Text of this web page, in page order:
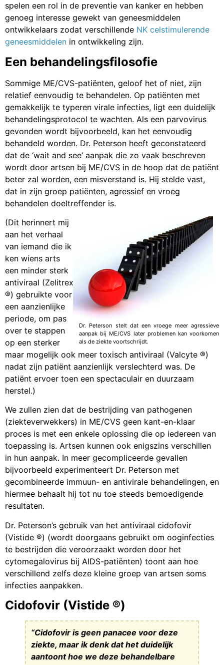
spelen een rol in de preventie van kanker en hebben
genoeg interesse gewekt van geneesmiddelen
ontwikkelaars zodat verschillende NK celstimulerende
geneesmiddelen in ontwikkeling zijn.
Een behandelingsfilosofie
Sommige ME/CVS-patiënten, geloof het of niet, zijn
relatief eenvoudig te behandelen. Op patiënten met
gemakkelijk te typeren virale infecties, ligt een duidelijk
behandelingsprotocol te wachten. Als een parvovirus
gevonden wordt bijvoorbeeld, kan het eenvoudig
behandeld worden. Dr. Peterson heeft geconstateerd
dat de ‘wait and see’ aanpak die zo vaak beschreven
wordt door artsen bij ME/CVS in de hoop dat de patiënt
beter zal worden, een misverstand is. Hij stelde vast,
dat in zijn groep patiënten, agressief en vroeg
behandelen doeltreffender is.
Dr. Peterson stelt dat een vroege meer agressieve
aanpak bij ME/CVS later problemen kan voorkomen
als de ziekte voortschrijdt.
(Dit herinnert mij
aan het verhaal
van iemand die ik
ken wiens arts
een minder sterk
antiviraal (Zelitrex
®) gebruikte voor
een aanzienlijke
periode, om pas
over te stappen
op een sterker
maar mogelijk ook meer toxisch antiviraal (Valcyte ®)
nadat zijn patiënt aanzienlijk verslechterd was. De
patiënt ervoer toen een spectaculair en duurzaam
herstel.)
We zullen zien dat de bestrijding van pathogenen
(ziekteverwekkers) in ME/CVS geen kant-en-klaar
proces is met een enkele oplossing die op iedereen van
toepassing is. Artsen kunnen ook enigszins verschillen
in hun aanpak. In meer gecompliceerde gevallen
bijvoorbeeld experimenteert Dr. Peterson met
gecombineerde immuun- en antivirale behandelingen, en
hiermee behaalt hij tot nu toe steeds bemoedigende
resultaten.
Dr. Peterson’s gebruik van het antiviraal cidofovir
(Vistide ®) (wordt doorgaans gebruikt om ooginfecties
te bestrijden die veroorzaakt worden door het
cytomegalovirus bij AIDS-patiënten) toont aan hoe
verschillend zelfs deze kleine groep van artsen soms
infecties aanpakken.
Cidofovir (Vistide ®)
“Cidofovir is geen panacee voor deze
ziekte, maar ik denk dat het duidelijk
aantoont hoe we deze behandelbare